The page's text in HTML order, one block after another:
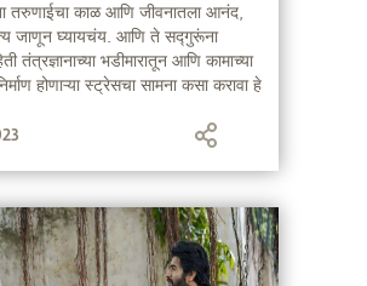
तरुणाईचा काळ आणि जीवनातला आनंद,
जाणून घ्यायचंय. आणि ते सद्गुरूंना
तंत्रज्ञानाच्या भडीमारातून आणि कामाच्या
होणाऱ्या स्ट्रेसचा सामना कसा करावा हे